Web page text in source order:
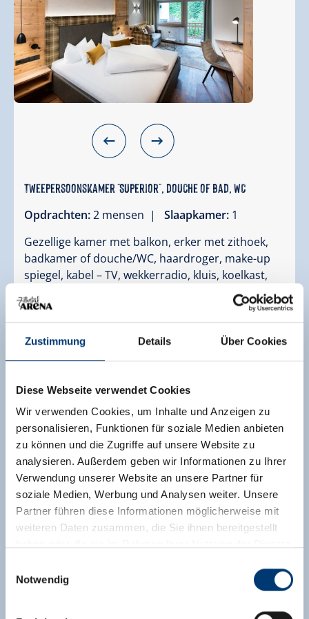
Zustimmung Details Über Cookies
Diese Webseite verwendet Cookies
Wir verwenden Cookies, um Inhalte und Anzeigen zu
personalisieren, Funktionen für soziale Medien anbieten
zu können und die Zugriffe auf unsere Website zu
analysieren. Außerdem geben wir Informationen zu Ihrer
Verwendung unserer Website an unsere Partner für
soziale Medien, Werbung und Analysen weiter. Unsere
Partner führen diese Informationen möglicherweise mit
weiteren Daten zusammen, die Sie ihnen bereitgestellt
Notwendig
Tweepersoonskamer "Superior", douche of bad, WC
Opdrachten:2 mensen | Slaapkamer: 1
Gezellige kamer met balkon, erker met zithoek,
badkamer of douche/WC, haardroger, make-up
spiegel, kabel – TV, wekkerradio, kluis, koelkast,
telefoon en internettoegang (W-LAN). Geschikt
voor 2 – 3 personen. Niet-roken kamer.
Uitrusting
Betalingsinformatie
2 volwassenen,voor 6 nachten
€ 1.147,20
incl. logies en ontbijt
Naar de boeking
Andere kamers en appartementen